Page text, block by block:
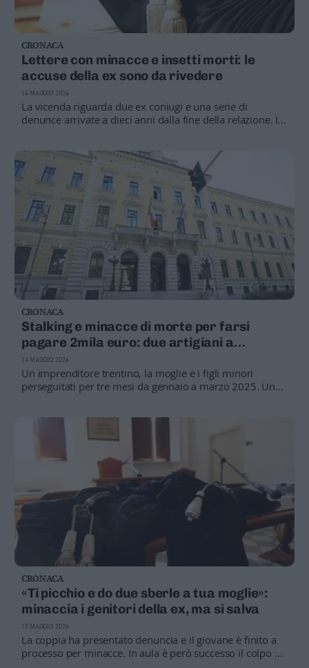
CRONACA
Lettere con minacce e insetti morti: le
accuse della ex sono da rivedere
La vicenda riguarda due ex coniugi e una serie di
denunce arrivate a dieci anni dalla fine della relazione. I
testimonianze
16 MAGGIO 2026
CRONACA
Stalking e minacce di morte per farsi
pagare 2mila euro: due artigiani a
processo a Trento
Un imprenditore trentino, la moglie e i figli minori
perseguitati per tre mesi da gennaio a marzo 2025. Uno
14 MAGGIO 2026
CRONACA
«Ti picchio e do due sberle a tua moglie»:
minaccia i genitori della ex, ma si salva
La coppia ha presentato denuncia e il giovane è finito a
processo per minacce. In aula è però successo il colpo di
13 MAGGIO 2026